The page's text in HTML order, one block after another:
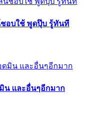
อบใช้ พูดปุ๊บ รู้ทันที
น และอื่นๆอีกมาก